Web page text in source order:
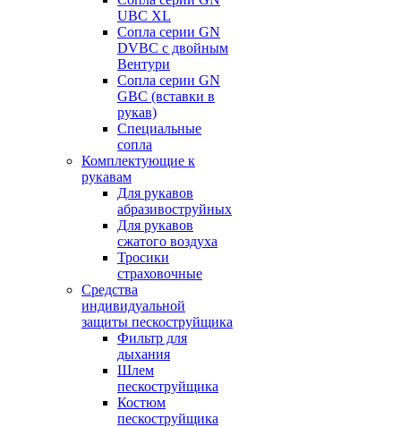
UBC XL
Сопла серии GN
DVBC с двойным
Вентури
Сопла серии GN
GBC (вставки в
рукав)
Специальные
сопла
Комплектующие к
рукавам
Для рукавов
абразивоструйных
Для рукавов
сжатого воздуха
Тросики
страховочные
Средства
индивидуальной
защиты пескоструйщика
Фильтр для
дыхания
Шлем
пескоструйщика
Костюм
пескоструйщика